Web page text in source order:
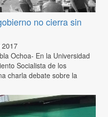
no cierra sin
Ochoa- En la Universidad
Socialista de los
charla debate sobre la